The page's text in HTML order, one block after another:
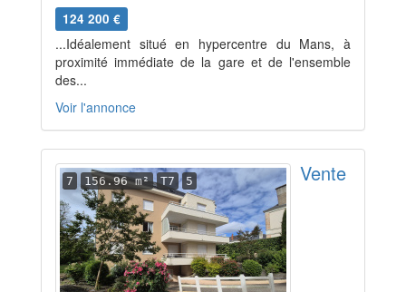
124 200 €
...Idéalement situé en hypercentre du Mans, à
proximité immédiate de la gare et de l'ensemble
des...
Voir l'annonce
7 156.96 m² T7 5 Vente